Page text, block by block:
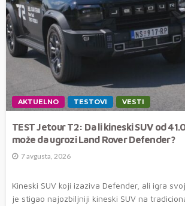
AKTUELNO TESTOVI VESTI
TEST Jetour T2: Da li kineski SUV od
može da ugrozi Land Rover Defender?
7 avgusta, 2026
Kineski SUV koji izaziva Defender, ali igra
je stigao najozbiljniji kineski SUV na